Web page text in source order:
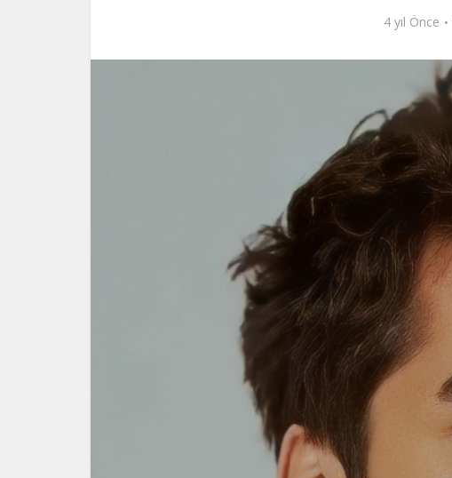
4 yıl Önce